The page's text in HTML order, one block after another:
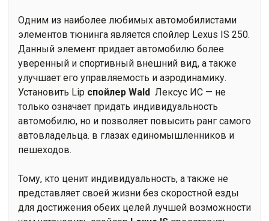
Одним из наиболее любимых автомобилистами
элементов тюнинга является спойлер Lexus IS 250.
Данный элемент придает автомобилю более
уверенный и спортивный внешний вид, а также
улучшает его управляемость и аэродинамику.
Установить Lip спойлер Wald Лексус ИС — не
только означает придать индивидуальность
автомобилю, но и позволяет повысить ранг самого
автовладельца. в глазах единомышленников и
пешеходов.
Тому, кто ценит индивидуальность, а также не
представляет своей жизни без скоростной езды
для достижения обеих целей лучшей возможности